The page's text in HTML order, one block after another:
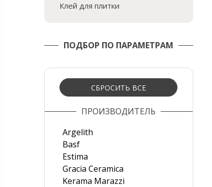
Клей для плитки
ПОДБОР ПО ПАРАМЕТРАМ
СБРОСИТЬ ВСЕ
ПРОИЗВОДИТЕЛЬ
Argelith
Basf
Estima
Gracia Ceramica
Kerama Marazzi